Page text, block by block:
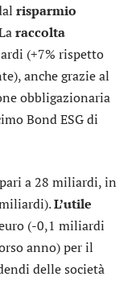
risparmio
raccolta
(+7% rispetto
anche grazie al
obbligazionaria
Bond ESG di
a 28 miliardi, in
L’utile
(-0,1 miliardi
anno) per il
delle società